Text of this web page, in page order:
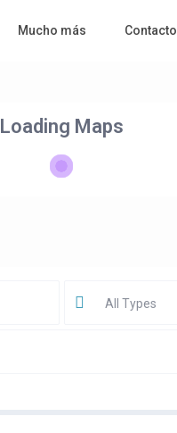
Mucho más Contacto
Loading Maps
All Types